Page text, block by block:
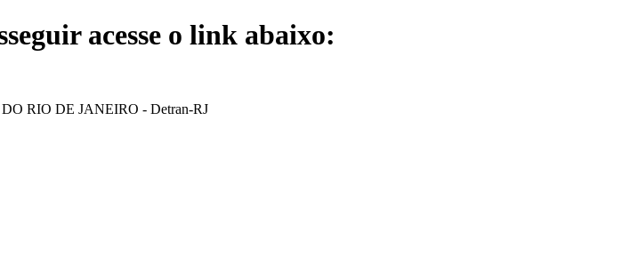
acesse o link abaixo:
RIO DE JANEIRO - Detran-RJ